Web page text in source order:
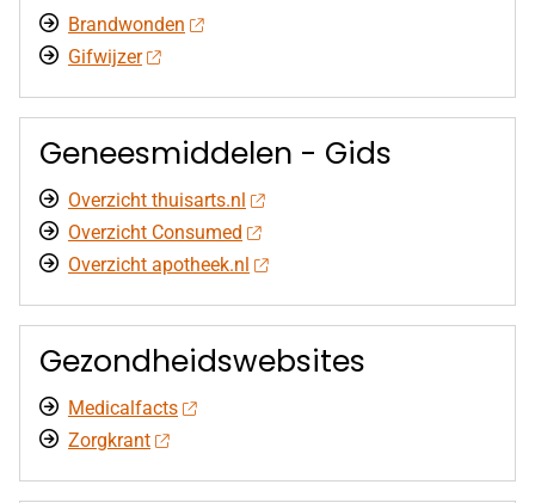
Brandwonden
Gifwijzer
Geneesmiddelen - Gids
Overzicht thuisarts.nl
Overzicht Consumed
Overzicht apotheek.nl
Gezondheidswebsites
Medicalfacts
Zorgkrant